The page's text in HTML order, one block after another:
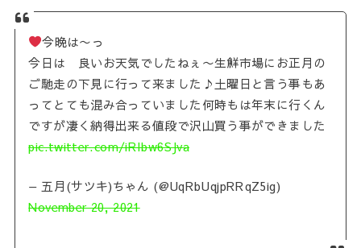
今晩は〜っ
今日は 良いお天気でしたねぇ〜生鮮市場にお正月の
ご馳走の下見に行って来ました♪土曜日と言う事もあ
ってとても混み合っていました何時もは年末に行くん
ですが凄く納得出来る値段で沢山買う事ができました
pic.twitter.com/iRIbw6SJva
— 五月(サツキ)ちゃん (@UqRbUqjpRRqZ5ig)
November 20, 2021